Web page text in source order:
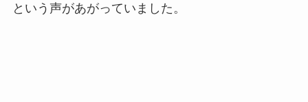
という声があがっていました。